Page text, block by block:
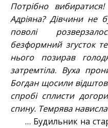
Потрібно
Адріяна? Дівчини не
поволі
безформний згусток
нього позирав
затремтіла. Вуха
Богдан щосили
спробі сплисти
спину. Темрява
… Будильник на